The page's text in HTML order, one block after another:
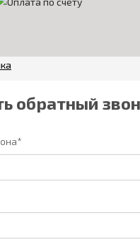
обратный